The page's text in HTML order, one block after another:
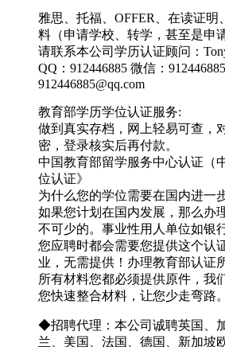
雅思、托福、OFFER、在读证明
料（申请学校、转学，甚至是申
请联系本公司学历认证顾问：
QQ：912446885 微信：912446885
912446885@qq.com
教育部学历学位认证服务:
做到真实存档，网上轻易可查，
密，登录核实后再付款。
中国教育部留学服务中心认证（
位认证》
为什么您的学位需要在国内进一
如果您计划在国内发展，那么办
不可少的。事业性用人单位如银
您应聘时都会需要您提供这个认
业，无需提供！办理教育部认证
所有材料您都必须提供原件，我
您快速整合材料，让您少走弯路。
◆招聘代理：本公司诚聘英国、
兰、美国、法国、德国、新加坡